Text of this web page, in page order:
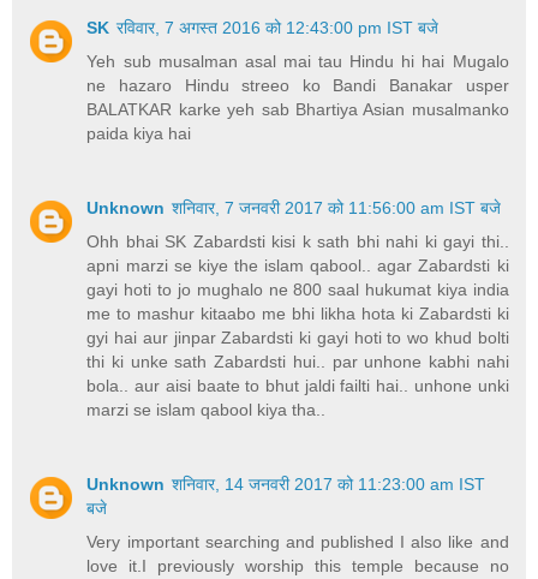
SK रविवार, 7 अगस्त 2016 को 12:43:00 pm IST बजे
Yeh sub musalman asal mai tau Hindu hi hai Mugalo
ne hazaro Hindu streeo ko Bandi Banakar usper
BALATKAR karke yeh sab Bhartiya Asian musalmanko
paida kiya hai
Unknown शनिवार, 7 जनवरी 2017 को 11:56:00 am IST बजे
Ohh bhai SK Zabardsti kisi k sath bhi nahi ki gayi thi..
apni marzi se kiye the islam qabool.. agar Zabardsti ki
gayi hoti to jo mughalo ne 800 saal hukumat kiya india
me to mashur kitaabo me bhi likha hota ki Zabardsti ki
gyi hai aur jinpar Zabardsti ki gayi hoti to wo khud bolti
thi ki unke sath Zabardsti hui.. par unhone kabhi nahi
bola.. aur aisi baate to bhut jaldi failti hai.. unhone unki
marzi se islam qabool kiya tha..
Unknown शनिवार, 14 जनवरी 2017 को 11:23:00 am IST
बजे
Very important searching and published I also like and
love it.I previously worship this temple because no